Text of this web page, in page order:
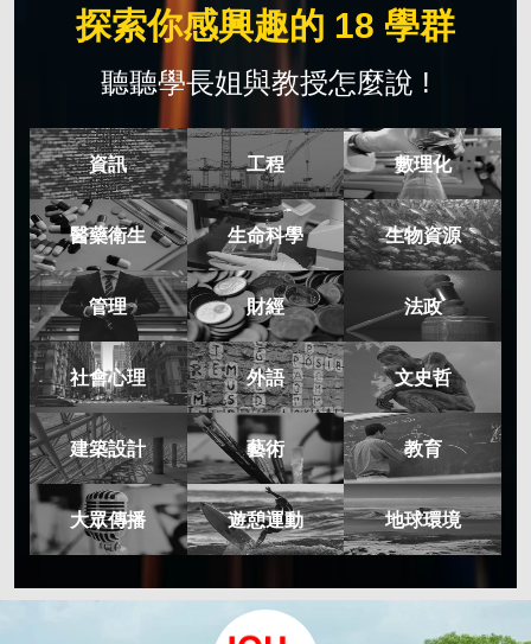
探索你感興趣的 18 學群
聽聽學長姐與教授怎麼說 !
資訊 工程 數理化
醫藥衛生 生命科學 生物資源
管理 財經 法政
社會心理 外語 文史哲
建築設計 藝術 教育
大眾傳播 遊憩運動 地球環境